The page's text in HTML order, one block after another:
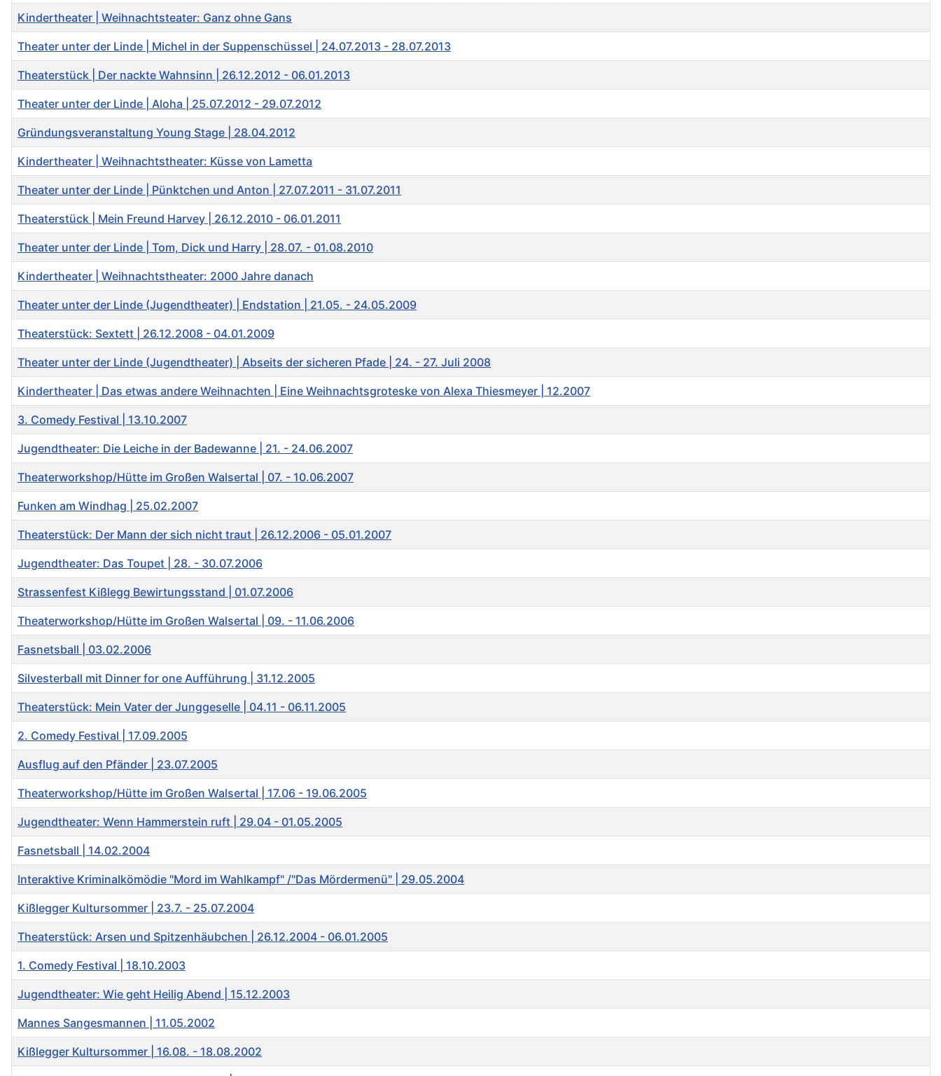
Kindertheater | Weihnachtsteater: Ganz ohne Gans
Theater unter der Linde | Michel in der Suppenschüssel | 24.07.2013 - 28.07.2013
Theaterstück | Der nackte Wahnsinn | 26.12.2012 - 06.01.2013
Theater unter der Linde | Aloha | 25.07.2012 - 29.07.2012
Gründungsveranstaltung Young Stage | 28.04.2012
Kindertheater | Weihnachtstheater: Küsse von Lametta
Theater unter der Linde | Pünktchen und Anton | 27.07.2011 - 31.07.2011
Theaterstück | Mein Freund Harvey | 26.12.2010 - 06.01.2011
Theater unter der Linde | Tom, Dick und Harry | 28.07. - 01.08.2010
Kindertheater | Weihnachtstheater: 2000 Jahre danach
Theater unter der Linde (Jugendtheater) | Endstation | 21.05. - 24.05.2009
Theaterstück: Sextett | 26.12.2008 - 04.01.2009
Theater unter der Linde (Jugendtheater) | Abseits der sicheren Pfade | 24. - 27. Juli 2008
Kindertheater | Das etwas andere Weihnachten | Eine Weihnachtsgroteske von Alexa Thiesmeyer | 12.2007
3. Comedy Festival | 13.10.2007
Jugendtheater: Die Leiche in der Badewanne | 21. - 24.06.2007
Theaterworkshop/Hütte im Großen Walsertal | 07. - 10.06.2007
Funken am Windhag | 25.02.2007
Theaterstück: Der Mann der sich nicht traut | 26.12.2006 - 05.01.2007
Jugendtheater: Das Toupet | 28. - 30.07.2006
Strassenfest Kißlegg Bewirtungsstand | 01.07.2006
Theaterworkshop/Hütte im Großen Walsertal | 09. - 11.06.2006
Fasnetsball | 03.02.2006
Silvesterball mit Dinner for one Aufführung | 31.12.2005
Theaterstück: Mein Vater der Junggeselle | 04.11 - 06.11.2005
2. Comedy Festival | 17.09.2005
Ausflug auf den Pfänder | 23.07.2005
Theaterworkshop/Hütte im Großen Walsertal | 17.06 - 19.06.2005
Jugendtheater: Wenn Hammerstein ruft | 29.04 - 01.05.2005
Fasnetsball | 14.02.2004
Interaktive Kriminalkömödie "Mord im Wahlkampf" /"Das Mördermenü" | 29.05.2004
Kißlegger Kultursommer | 23.7. - 25.07.2004
Theaterstück: Arsen und Spitzenhäubchen | 26.12.2004 - 06.01.2005
1. Comedy Festival | 18.10.2003
Jugendtheater: Wie geht Heilig Abend | 15.12.2003
Mannes Sangesmannen | 11.05.2002
Kißlegger Kultursommer | 16.08. - 18.08.2002